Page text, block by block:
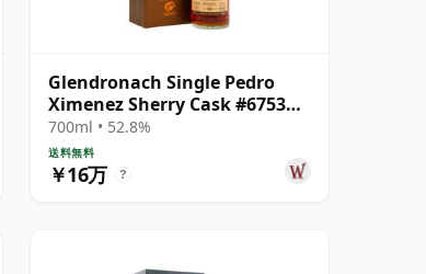
Glendronach Single Pedro
Ximenez Sherry Cask #6753
1993 30年
700ml • 52.8%
送料無料
￥16万 ?